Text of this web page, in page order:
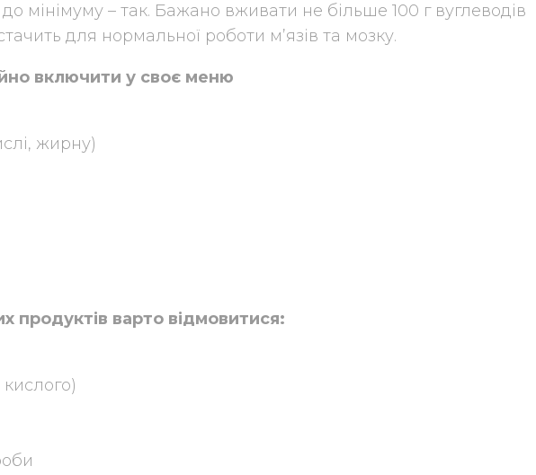
до мінімуму – так. Бажано вживати не більше 100 г вуглеводів
для нормальної роботи м’язів та мозку.
включити у своє меню
жирну)
продуктів варто відмовитися: